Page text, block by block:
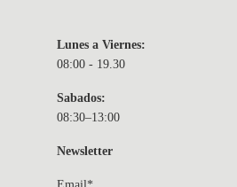
Lunes a Viernes:
08:00 - 19.30
Sabados:
08:30–13:00
Newsletter